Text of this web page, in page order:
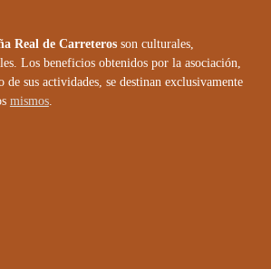
Real de Carreterosson culturales,
Los beneficios obtenidos por la asociación,
sus actividades, se destinan exclusivamente
mismos.